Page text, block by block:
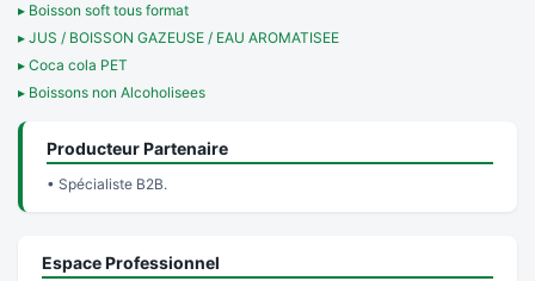
▸ Boisson soft tous format
▸ JUS / BOISSON GAZEUSE / EAU AROMATISEE
▸ Coca cola PET
▸ Boissons non Alcoholisees
Producteur Partenaire
• Spécialiste B2B.
Espace Professionnel